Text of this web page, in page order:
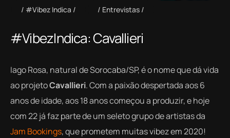
#Vibez Indica
Entrevistas
#VibezIndica: Cavallieri
Iago Rosa, natural de Sorocaba/SP, é o nome que dá vida
ao projetoCavallieri. Com a paixão despertada aos 6
anos de idade, aos 18 anos começou a produzir, e hoje
com 22 já faz parte de um seleto grupo de artistas da
Jam Bookings, que prometem muitas vibez em 2020!